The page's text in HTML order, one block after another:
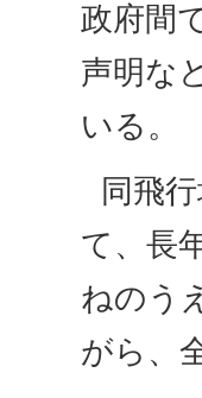
政府間
声明な
いる。
同飛
て、長
ねのう
がら、